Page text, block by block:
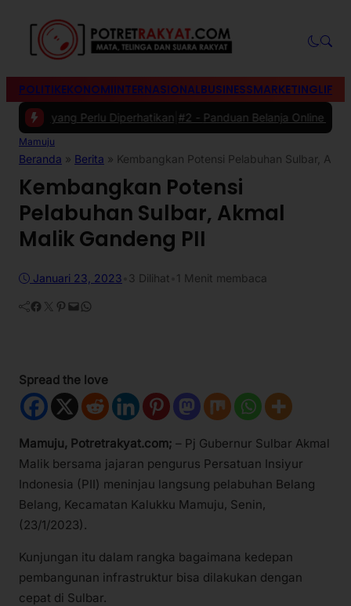
POLITIKEKONOMIINTERNASIONALBUSINESSMARKETING
yang Perlu Diperhatikan|#2 -Panduan Belanja Online Cerdas:
Mamuju
Beranda » Berita » Kembangkan Potensi Pelabuhan Sulbar,
Kembangkan Potensi
Pelabuhan Sulbar, Akmal
Malik Gandeng PII
Januari 23, 2023 3 Dilihat 1 Menit membaca
Facebook Twitter Pinterest Mail WhatsApp
Spread the love
Mamuju, Potretrakyat.com; – Pj Gubernur Sulbar Akmal
Malik bersama jajaran pengurus Persatuan Insiyur
Indonesia (PII) meninjau langsung pelabuhan Belang
Belang, Kecamatan Kalukku Mamuju, Senin,
(23/1/2023).
Kunjungan itu dalam rangka bagaimana kedepan
pembangunan infrastruktur bisa dilakukan dengan
cepat di Sulbar.